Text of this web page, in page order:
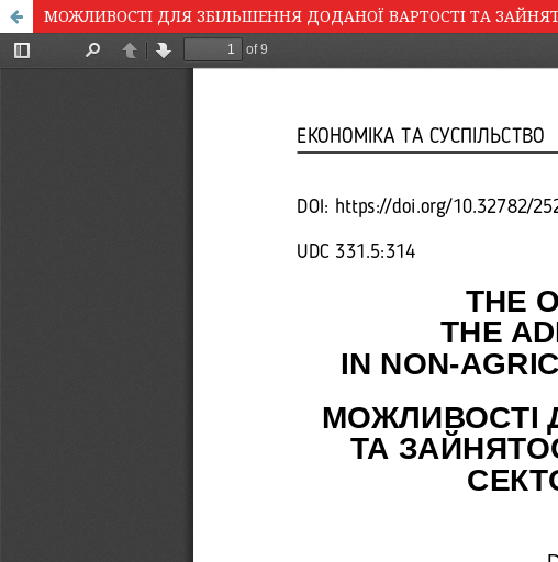
МОЖЛИВОСТІ ДЛЯ ЗБІЛЬШЕННЯ ДОДАНОЇ ВАРТОСТІ ТА